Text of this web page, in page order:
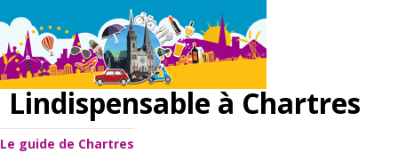
Lindispensable à Chartres
Le guide de Chartres